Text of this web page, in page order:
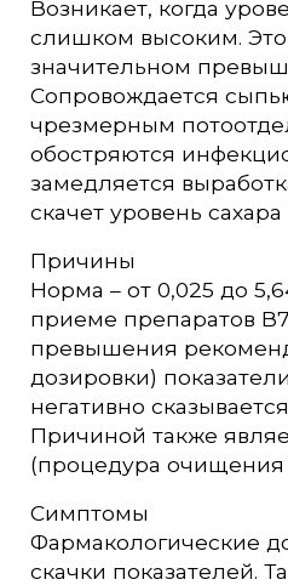
Возникает, когда
слишком высоким.
значительном
Сопровождается
чрезмерным
обостряются
замедляется
скачет уровень сахара
Причины
Норма – от 0,025 до
приеме препаратов
превышения
дозировки)
негативно
Причиной также
(процедура очищения
Симптомы
Фармакологические
скачки показателей.